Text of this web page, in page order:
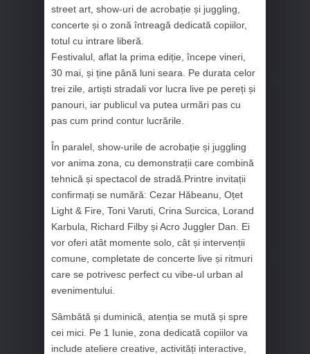
street art, show-uri de acrobație și juggling,
concerte și o zonă întreagă dedicată copiilor,
totul cu intrare liberă.
Festivalul, aflat la prima ediție, începe vineri,
30 mai, și ține până luni seara. Pe durata celor
trei zile, artiști stradali vor lucra live pe pereți și
panouri, iar publicul va putea urmări pas cu
pas cum prind contur lucrările.
În paralel, show-urile de acrobație și juggling
vor anima zona, cu demonstrații care combină
tehnică și spectacol de stradă.Printre invitații
confirmați se numără: Cezar Hăbeanu, Oțet
Light & Fire, Toni Varuti, Crina Surcica, Lorand
Karbula, Richard Filby și Acro Juggler Dan. Ei
vor oferi atât momente solo, cât și intervenții
comune, completate de concerte live și ritmuri
care se potrivesc perfect cu vibe-ul urban al
evenimentului.
Sâmbătă și duminică, atenția se mută și spre
cei mici. Pe 1 Iunie, zona dedicată copiilor va
include ateliere creative, activități interactive,